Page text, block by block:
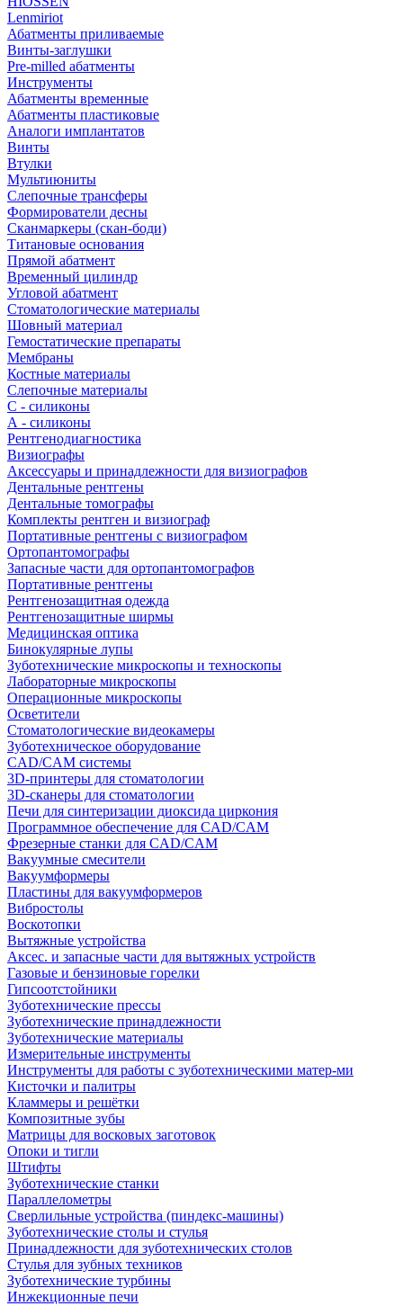
Lenmiriot
Абатменты приливаемые
Винты-заглушки
Pre-milled абатменты
Инструменты
Абатменты временные
Абатменты пластиковые
Аналоги имплантатов
Винты
Втулки
Мультиюниты
Слепочные трансферы
Формирователи десны
Сканмаркеры (скан-боди)
Титановые основания
Прямой абатмент
Временный цилиндр
Угловой абатмент
Стоматологические материалы
Шовный материал
Гемостатические препараты
Мембраны
Костные материалы
Слепочные материалы
C - силиконы
А - силиконы
Рентгенодиагностика
Визиографы
Аксессуары и принадлежности для визиографов
Дентальные рентгены
Дентальные томографы
Комплекты рентген и визиограф
Портативные рентгены с визиографом
Ортопантомографы
Запасные части для ортопантомографов
Портативные рентгены
Рентгенозащитная одежда
Рентгенозащитные ширмы
Медицинская оптика
Бинокулярные лупы
Зуботехнические микроскопы и техноскопы
Лабораторные микроскопы
Операционные микроскопы
Осветители
Стоматологические видеокамеры
Зуботехническое оборудование
CAD/CAM системы
3D-принтеры для стоматологии
3D-сканеры для стоматологии
Печи для синтеризации диоксида циркония
Программное обеспечение для CAD/CAM
Фрезерные станки для CAD/CAM
Вакуумные смесители
Вакуумформеры
Пластины для вакуумформеров
Вибростолы
Воскотопки
Вытяжные устройства
Аксес. и запасные части для вытяжных устройств
Газовые и бензиновые горелки
Гипсоотстойники
Зуботехнические прессы
Зуботехнические принадлежности
Зуботехнические материалы
Измерительные инструменты
Инструменты для работы с зуботехническими матер-ми
Кисточки и палитры
Кламмеры и решётки
Композитные зубы
Матрицы для восковых заготовок
Опоки и тигли
Штифты
Зуботехнические станки
Параллелометры
Сверлильные устройства (пиндекс-машины)
Зуботехнические столы и стулья
Принадлежности для зуботехнических столов
Стулья для зубных техников
Зуботехнические турбины
Инжекционные печи